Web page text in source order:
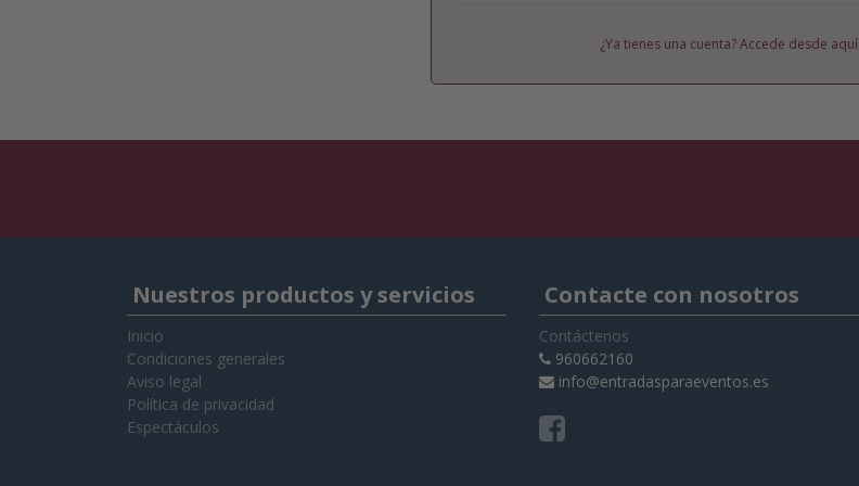
¿Ya tienes una cuenta? Accede desde aquí
Nuestros productos y servicios
Inicio
Condiciones generales
Aviso legal
Política de privacidad
Espectáculos
Contacte con nosotros
Contáctenos
960662160
info@entradasparaeventos.es